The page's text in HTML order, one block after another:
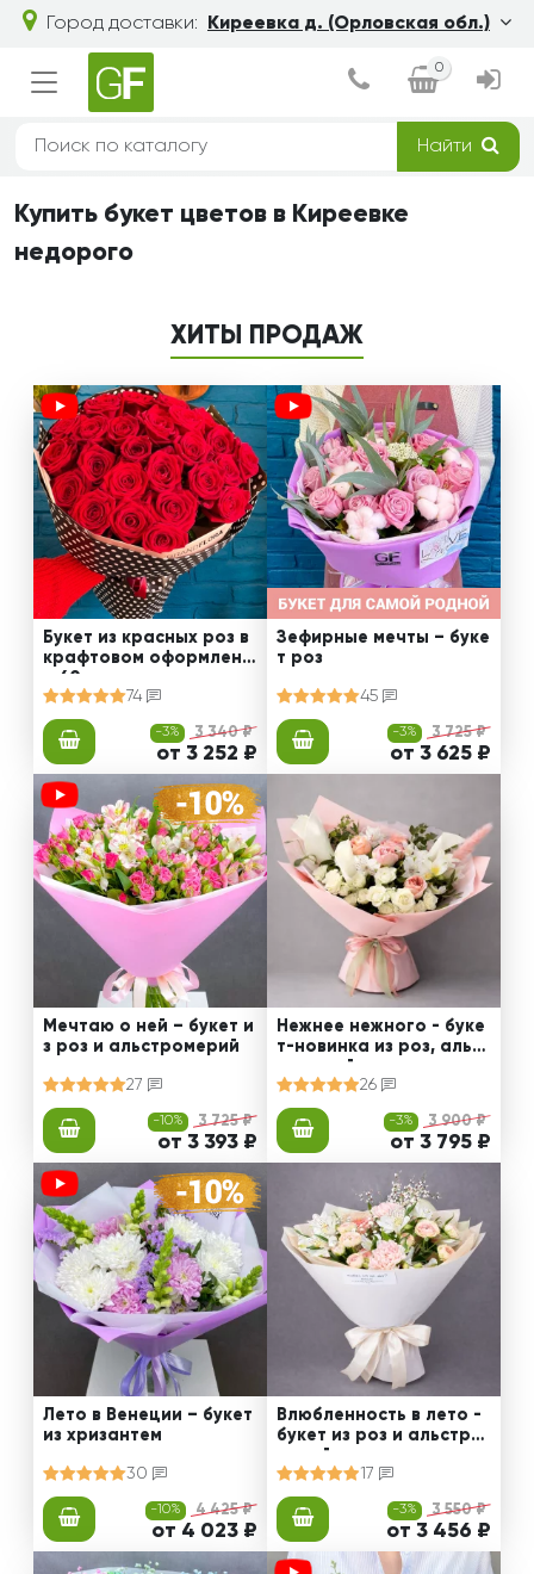
Город доставки: Киреевка д. (Орловская обл.)
0
Найти
Купить букет цветов в Киреевке
недорого
ХИТЫ ПРОДАЖ
Букет из красных роз в
крафтовом оформлени
и 60 см
74
-3% 3 340 ₽
от 3 252 ₽
Зефирные мечты – буке
т роз
45
-3% 3 725 ₽
от 3 625 ₽
Мечтаю о ней – букет и
з роз и альстромерий
27
-10% 3 725 ₽
от 3 393 ₽
Нежнее нежного - буке
т-новинка из роз, альст
ромерий и калл
26
-3% 3 900 ₽
от 3 795 ₽
Лето в Венеции – букет
из хризантем
30
-10% 4 425 ₽
от 4 023 ₽
Влюбленность в лето -
букет из роз и альстро
мерий
17
-3% 3 550 ₽
от 3 456 ₽